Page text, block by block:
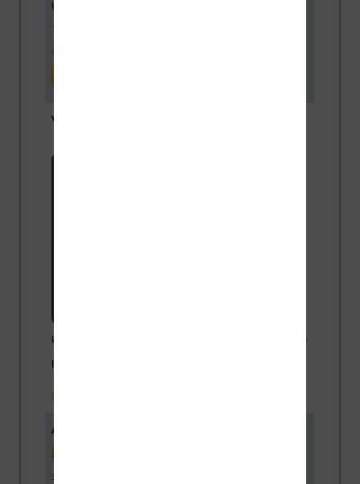
Un bon prix pour une liseuse couleur abordable.
réduction de 15€
Vivlio Light Zen + Housse
Un excellent rapport qualité / prix pour cette liseuse de 6
pouces très accessible.
(Boulanger)
Autres infos intéressantes